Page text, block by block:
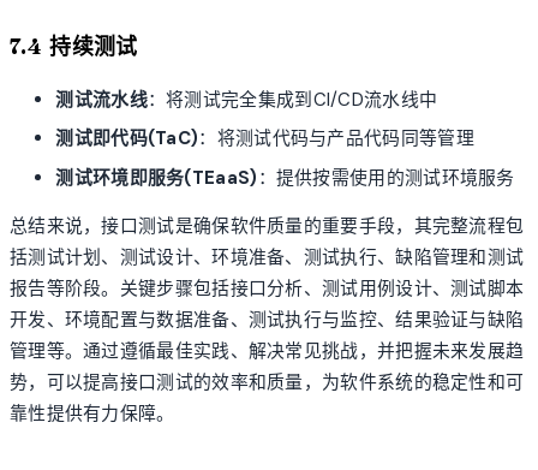
7.4 持续测试
测试流水线：将测试完全集成到CI/CD流水线中
测试即代码(TaC)：将测试代码与产品代码同等管理
测试环境即服务(TEaaS) ：提供按需使用的测试环境服务
总结来说，接口测试是确保软件质量的重要手段，其完整流程包
括测试计划、测试设计、环境准备、测试执行、缺陷管理和测试
报告等阶段。关键步骤包括接口分析、测试用例设计、测试脚本
开发、环境配置与数据准备、测试执行与监控、结果验证与缺陷
管理等。通过遵循最佳实践、解决常见挑战，并把握未来发展趋
势，可以提高接口测试的效率和质量，为软件系统的稳定性和可
靠性提供有力保障。